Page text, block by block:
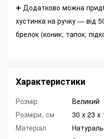
➕ Додатково можна
хустинка на ручку — від
брелок (коник, тапок,
Характеристики
Розмір
Великий
Розміри, см
30 х 23 х
Матеріал